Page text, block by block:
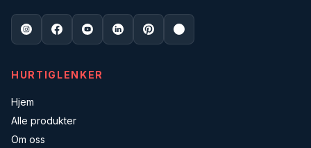
HURTIGLENKER
Hjem
Alle produkter
Om oss